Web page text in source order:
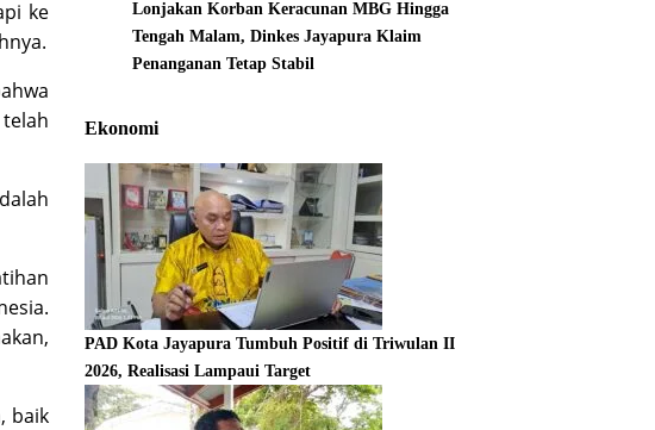
ke
baik
Lonjakan Korban Keracunan MBG Hingga
Tengah Malam, Dinkes Jayapura Klaim
Penanganan Tetap Stabil
Ekonomi
PAD Kota Jayapura Tumbuh Positif di Triwulan II
2026, Realisasi Lampaui Target